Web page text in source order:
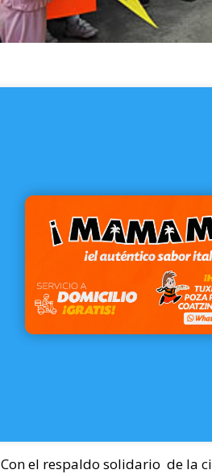
Con el respaldo solidario de la